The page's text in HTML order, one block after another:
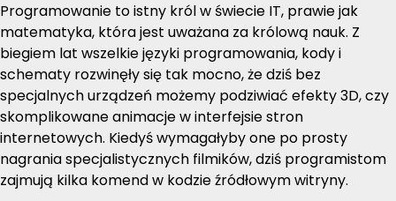
Programowanie to istny król w świecie IT, prawie jak
matematyka, która jest uważana za królową nauk. Z
biegiem lat wszelkie języki programowania, kody i
schematy rozwinęły się tak mocno, że dziś bez
specjalnych urządzeń możemy podziwiać efekty 3D, czy
skomplikowane animacje w interfejsie stron
internetowych. Kiedyś wymagałyby one po prosty
nagrania specjalistycznych filmików, dziś programistom
zajmują kilka komend w kodzie źródłowym witryny.